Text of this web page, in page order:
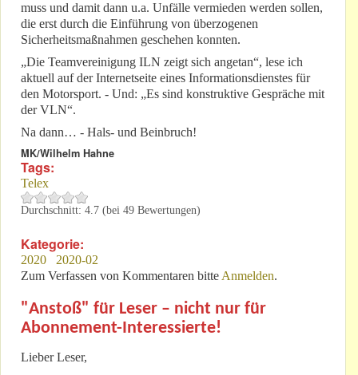
muss und damit dann u.a. Unfälle vermieden werden sollen,
die erst durch die Einführung von überzogenen
Sicherheitsmaßnahmen geschehen konnten.
„Die Teamvereinigung ILN zeigt sich angetan“, lese ich
aktuell auf der Internetseite eines Informationsdienstes für
den Motorsport. - Und: „Es sind konstruktive Gespräche mit
der VLN“.
Na dann… - Hals- und Beinbruch!
MK/Wilhelm Hahne
Tags:
Telex
Durchschnitt: 4.7 (bei 49 Bewertungen)
Kategorie:
2020
2020-02
Zum Verfassen von Kommentaren bitte Anmelden.
"Anstoß" für Leser – nicht nur für
Abonnement-Interessierte!
Lieber Leser,